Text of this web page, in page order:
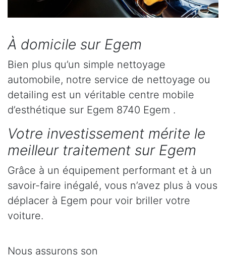
À domicile sur Egem
Bien plus qu’un simple nettoyage
automobile, notre service de nettoyage ou
detailing est un véritable centre mobile
d’esthétique sur Egem 8740 Egem .
Votre investissement mérite le
meilleur traitement sur Egem
Grâce à un équipement performant et à un
savoir-faire inégalé, vous n’avez plus à vous
déplacer à Egem pour voir briller votre
voiture.
Nous assurons son